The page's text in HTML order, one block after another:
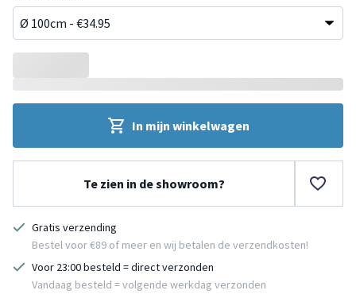
In mijn winkelwagen
Te zien in de showroom?
Gratis verzending
Bestel voor €89 of meer en wij betalen de verzendkosten!
Voor 23:00 besteld = direct verzonden
Vandaag besteld = volgende werkdag verzonden